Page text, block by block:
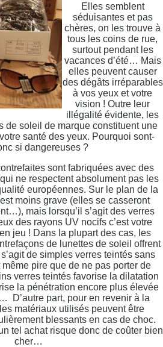
Elles semblent
séduisantes et pas
chères, on les trouve à
tous les coins de rue,
surtout pendant les
vacances d’été… Mais
elles peuvent causer
des dégâts irréparables
à vos yeux et votre
vision ! Outre leur
illégalité évidente, les
de soleil de marque constituent une
santé des yeux. Pourquoi sont-
si dangereuses ?
sont fabriquées avec des
ne respectent absolument pas les
européennes. Sur le plan de la
moins grave (elles se casseront
mais lorsqu’il s’agit des verres
des rayons UV nocifs c’est votre
jeu ! Dans la plupart des cas, les
de lunettes de soleil offrent
de simples verres teintés sans
même pire que de ne pas porter de
verres teintés favorise la dilatation
la pénétration encore plus élevée
D’autre part, pour en revenir à la
matériaux utilisés peuvent être
blessants en cas de choc.
tel achat risque donc de coûter bien
cher…